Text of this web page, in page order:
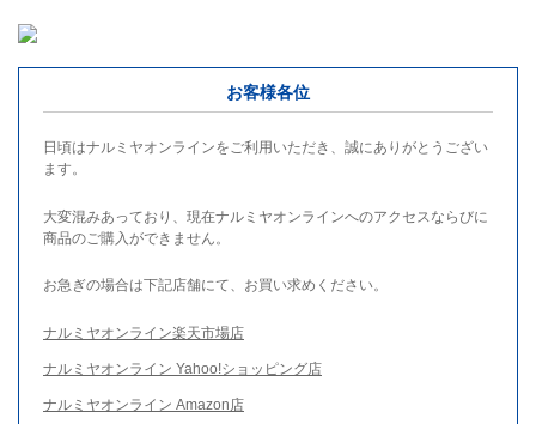
お客様各位
日頃はナルミヤオンラインをご利用いただき、誠にありがとうござい
ます。
大変混みあっており、現在ナルミヤオンラインへのアクセスならびに
商品のご購入ができません。
お急ぎの場合は下記店舗にて、お買い求めください。
ナルミヤオンライン楽天市場店
ナルミヤオンライン Yahoo!ショッピング店
ナルミヤオンライン Amazon店